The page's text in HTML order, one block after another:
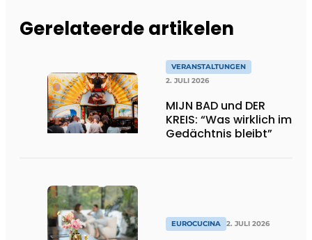
Gerelateerde artikelen
VERANSTALTUNGEN
2. JULI 2026
MIJN BAD und DER
KREIS: “Was wirklich im
Gedächtnis bleibt”
EUROCUCINA 2. JULI 2026